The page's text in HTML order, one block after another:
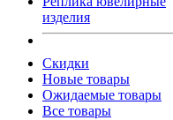
изделия
Скидки
Новые товары
Ожидаемые товары
Все товары